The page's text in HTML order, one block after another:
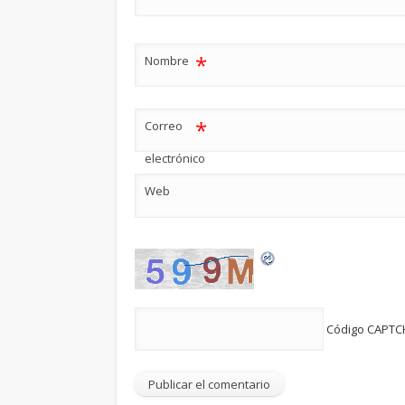
Nombre *
Correo
electrónico
*
Web
Código